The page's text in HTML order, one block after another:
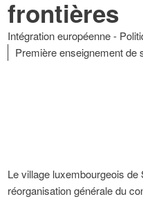
frontières
Intégration européenne
Première enseignement de
Le village luxembourgeois
réorganisation générale du